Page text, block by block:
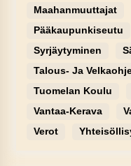
Maahanmuuttajat
Pääkaupunkiseutu
Syrjäytyminen
Talous- Ja
Tuomelan Koulu
Vantaa-Kerava
Verot